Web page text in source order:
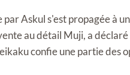
Askul s'est propagée à
au détail Muji, a
confie une partie des